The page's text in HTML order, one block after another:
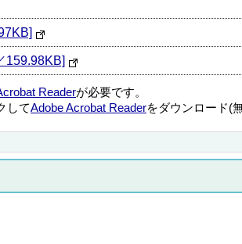
159.98KB]
Readerが必要です。
してAdobe Acrobat Readerをダウンロード(